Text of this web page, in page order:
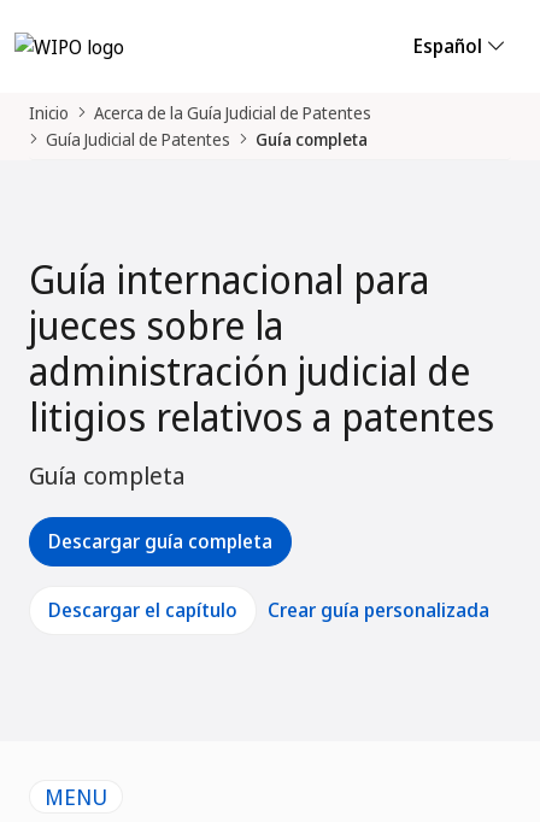
Español
Inicio
Acerca de la Guía Judicial de Patentes
Guía Judicial de Patentes
Guía completa
Guía internacional para
jueces sobre la
administración judicial de
litigios relativos a patentes
Guía completa
Descargar guía completa
Descargar el capítulo Crear guía personalizada
MENU